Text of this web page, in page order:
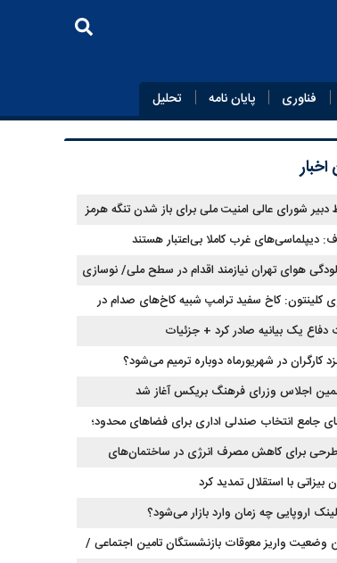
فناوری پایان‌ نامه تحلیل
شورای عالی امنیت ملی برای باز شدن تنگه هرمز
دیپلماسی‌های غرب کاملا بی‌اعتبار هستند
هوای تهران نیازمند اقدام در سطح ملی/ نوسازی
و کنترل بارگذاری‌هادراولویت
کلینتون: کاخ سفید ترامپ شبیه کاخ‌های صدام در
است
دفاع یک بیانیه صادر کرد + جزئیات
کارگران در شهریورماه دوباره ترمیم می‌شود؟
اجلاس وزرای فرهنگ بریکس آغاز شد
جامع انتخاب صندلی اداری برای فضاهای محدود؛
ارگونومی و طراحی
طرحی برای کاهش مصرف انرژی در ساختمان‌های
بیزاتی با استقلال تمدید کرد
اروپایی چه زمان وارد بازار می‌شود؟
وضعیت واریز معوقات بازنشستگان تامین اجتماعی /